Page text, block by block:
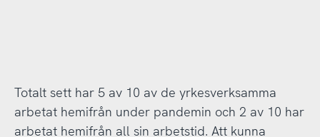
Totalt sett har 5 av 10 av de yrkesverksamma
arbetat hemifrån under pandemin och 2 av 10 har
arbetat hemifrån all sin arbetstid. Att kunna